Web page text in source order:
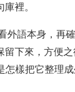
裡。
外語本身，再
留下來，方便
樣把它整理成